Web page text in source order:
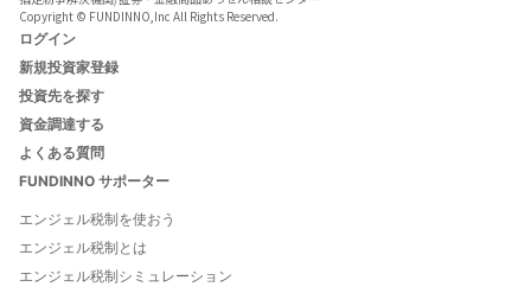
Copyright © FUNDINNO,Inc All Rights Reserved.
ログイン
新規投資家登録
投資先を探す
資金調達する
よくある質問
FUNDINNO サポーター
エンジェル税制を使おう
エンジェル税制とは
エンジェル税制シミュレーション